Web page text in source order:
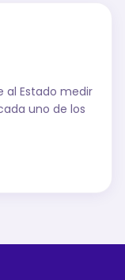
al Estado medir
uno de los